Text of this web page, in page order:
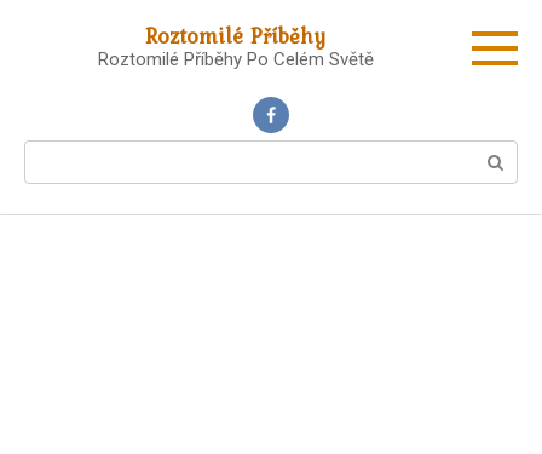
Roztomilé Příběhy
Roztomilé Příběhy Po Celém Světě